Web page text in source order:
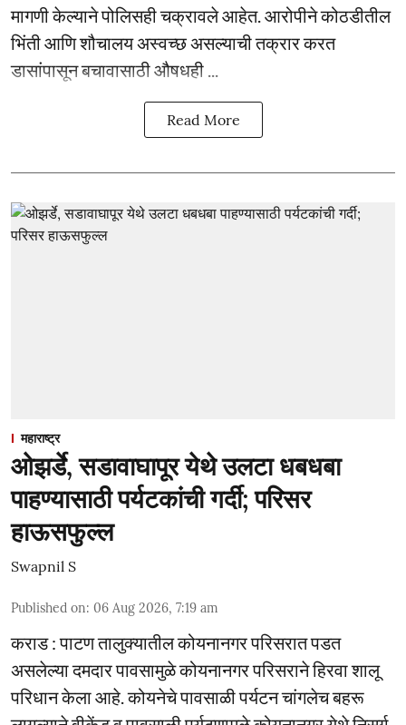
मागणी केल्याने पोलिसही चक्रावले आहेत. आरोपीने कोठडीतील
भिंती आणि शौचालय अस्वच्छ असल्याची तक्रार करत
डासांपासून बचावासाठी औषधही ...
Read More
महाराष्ट्र
ओझर्डे, सडावाघापूर येथे उलटा धबधबा
पाहण्यासाठी पर्यटकांची गर्दी; परिसर
हाऊसफुल्ल
Swapnil S
Published on: 06 Aug 2026, 7:19 am
कराड : पाटण तालुक्यातील कोयनानगर परिसरात पडत
असलेल्या दमदार पावसामुळे कोयनानगर परिसराने हिरवा शालू
परिधान केला आहे. कोयनेचे पावसाळी पर्यटन चांगलेच बहरू